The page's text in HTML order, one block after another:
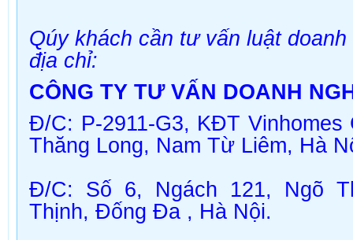
Qúy khách cần tư vấn luật
địa chỉ:
CÔNG TY TƯ VẤN DOANH
Đ/C: P-2911-G3, KĐT Vinhomes
Thăng Long, Nam Từ Liêm, Hà
Đ/C: Số 6, Ngách 121, Ngõ
Thịnh, Đống Đa , Hà Nội.